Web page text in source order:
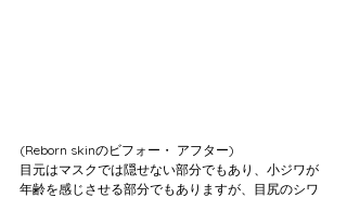
(Reborn skinのビフォー・ アフター)
目元はマスクでは隠せない部分でもあり、小ジワが
年齢を感じさせる部分でもありますが、目尻のシワ